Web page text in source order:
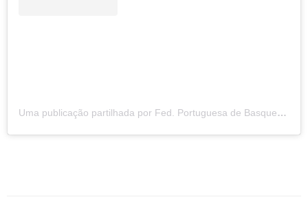
Uma publicação partilhada por Fed. Portuguesa de Basquetebol (@fpbasquetebol)